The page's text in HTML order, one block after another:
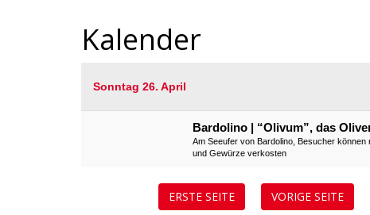
Kalender
Sonntag 26. April
Bardolino | “Olivum”, das
Am Seeufer von Bardolino, Besucher
und Gewürze verkosten
ERSTE SEITE VORIGE SEITE